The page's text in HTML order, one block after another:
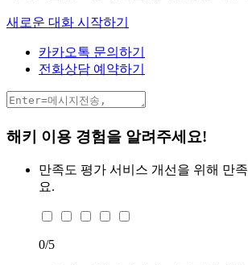
새로운 대화 시작하기
카카오톡 문의하기
전화상담 예약하기
해키 이용 경험을 알려주세요!
만족도 평가 서비스 개선을 위해 만
요.
0/5